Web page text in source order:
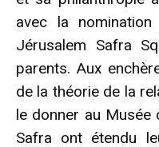
avec la
Jérusalem Safra
parents. Aux
de la théorie de la
le donner au Musée
Safra ont étendu